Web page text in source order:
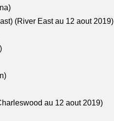
(River East au 12 aout 2019)
au 12 aout 2019)